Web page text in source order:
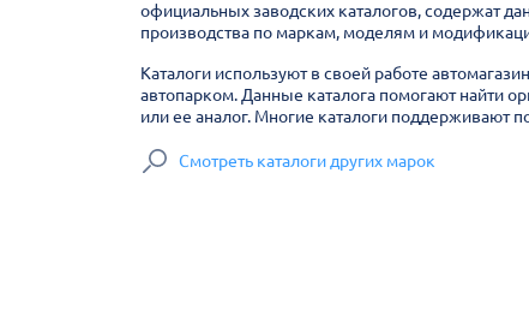
официальных заводских каталогов, содержат
производства по маркам, моделям и
Каталоги используют в своей работе
автопарком. Данные каталога помогают найти
или ее аналог. Многие каталоги поддерживают
Смотреть каталоги других марок